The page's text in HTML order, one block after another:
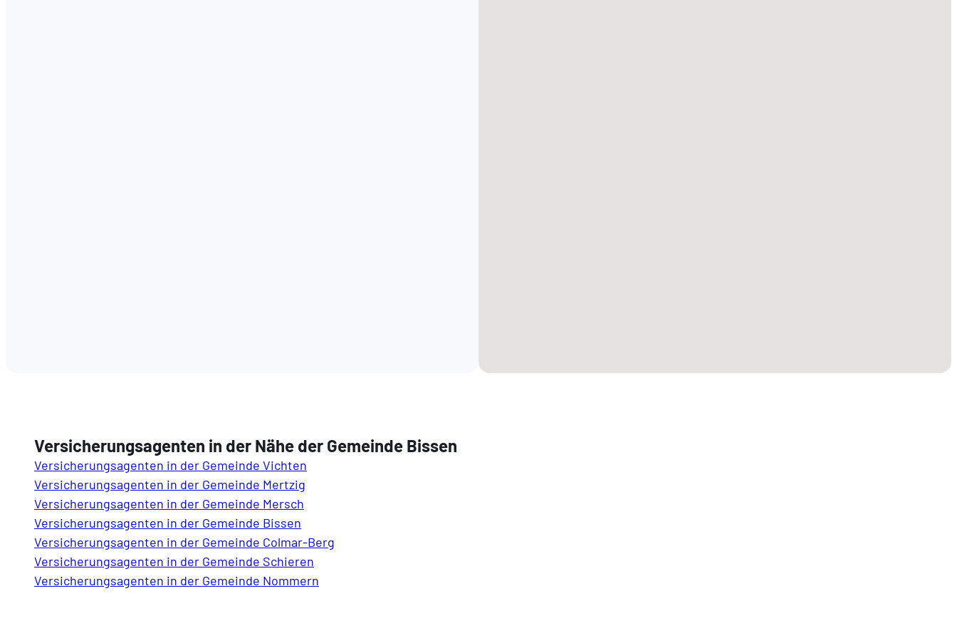
Versicherungsagenten in der Nähe der Gemeinde Bissen
Versicherungsagenten in der Gemeinde Vichten
Versicherungsagenten in der Gemeinde Mertzig
Versicherungsagenten in der Gemeinde Mersch
Versicherungsagenten in der Gemeinde Bissen
Versicherungsagenten in der Gemeinde Colmar-Berg
Versicherungsagenten in der Gemeinde Schieren
Versicherungsagenten in der Gemeinde Nommern